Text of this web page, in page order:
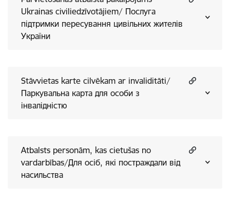
Ukrainas civiliedzīvotājiem/ Послуга
підтримки пересування цивільних жителів
України
Stāvvietas karte cilvēkam ar invaliditāti/
Паркувальна карта для особи з
інвалідністю
Atbalsts personām, kas cietušas no
vardarbības/Для осіб, які постраждали від
насильства